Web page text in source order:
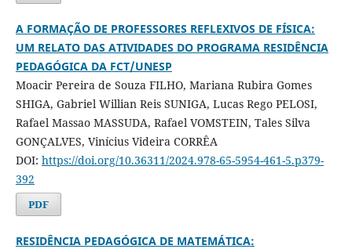
A FORMAÇÃO DE PROFESSORES REFLEXIVOS DE FÍSICA:
UM RELATO DAS ATIVIDADES DO PROGRAMA RESIDÊNCIA
PEDAGÓGICA DA FCT/UNESP
Moacir Pereira de Souza FILHO, Mariana Rubira Gomes
SHIGA, Gabriel Willian Reis SUNIGA, Lucas Rego PELOSI,
Rafael Massao MASSUDA, Rafael VOMSTEIN, Tales Silva
GONÇALVES, Vinícius Videira CORRÊA
DOI: https://doi.org/10.36311/2024.978-65-5954-461-5.p379-
392
PDF
RESIDÊNCIA PEDAGÓGICA DE MATEMÁTICA: